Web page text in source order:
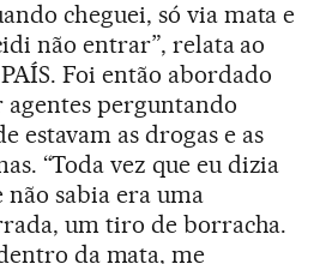
cheguei, só via mata e
não entrar”, relata ao
Foi então abordado
agentes perguntando
estavam as drogas e as
“Toda vez que eu dizia
não sabia era uma
um tiro de borracha.
da mata, me